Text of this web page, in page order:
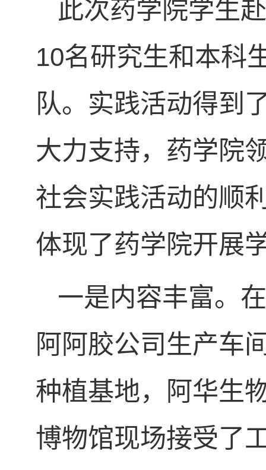
此次药学院学生
10名研究生和本科
队。实践活动得到
大力支持，药学院
社会实践活动的顺
体现了药学院开展
一是内容丰富。
阿阿胶公司生产车
种植基地，阿华生
博物馆现场接受了